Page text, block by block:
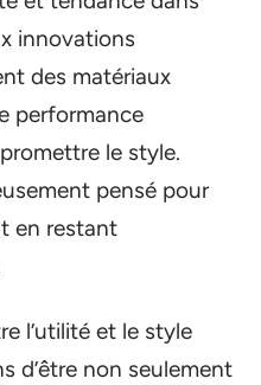
innovations
des matériaux
performance
le style.
pensé pour
en restant
l’utilité et le style
d’être non seulement